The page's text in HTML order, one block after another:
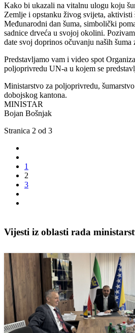
Kako bi ukazali na vitalnu ulogu koju
Zemlje i opstanku živog svijeta, aktivisti
Međunarodni dan šuma, simbolički
sadnice drveća u svojoj okolini.
date svoj doprinos očuvanju naših šuma
Predstavljamo vam i video spot
poljoprivredu UN-a u kojem se
Ministarstvo za poljoprivredu,
dobojskog kantona.
MINISTAR
Bojan Bošnjak
Stranica 2 od 3
1
2
3
Vijesti iz oblasti rada